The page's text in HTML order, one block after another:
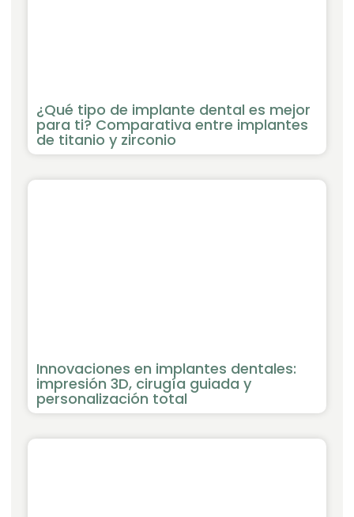
¿Qué tipo de implante dental es mejor
para ti? Comparativa entre implantes
de titanio y zirconio
Innovaciones en implantes dentales:
impresión 3D, cirugía guiada y
personalización total